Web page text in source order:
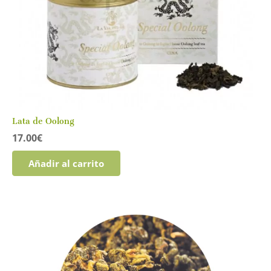
página
de
producto
Lata de Oolong
17.00€
Añadir al carrito